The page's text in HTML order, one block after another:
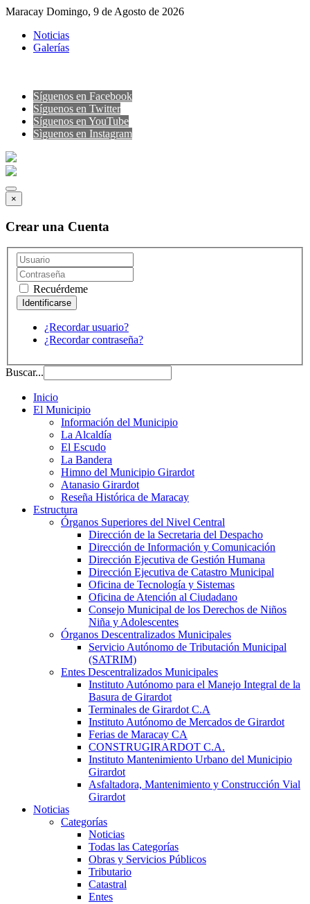
Maracay Domingo, 9 de Agosto de 2026
Noticias
Galerías
Síguenos en Facebook
Síguenos en Twitter
Síguenos en YouTube
Sìguenos en Instagram
×
Crear una Cuenta
Recuérdeme
¿Recordar usuario?
¿Recordar contraseña?
Buscar...
Inicio
El Municipio
Información del Municipio
La Alcaldía
El Escudo
La Bandera
Himno del Municipio Girardot
Atanasio Girardot
Reseña Histórica de Maracay
Estructura
Órganos Superiores del Nivel Central
Dirección de la Secretaria del Despacho
Dirección de Información y Comunicación
Dirección Ejecutiva de Gestión Humana
Dirección Ejecutiva de Catastro Municipal
Oficina de Tecnología y Sistemas
Oficina de Atención al Ciudadano
Consejo Municipal de los Derechos de Niños
Niña y Adolescentes
Órganos Descentralizados Municipales
Servicio Autónomo de Tributación Municipal
(SATRIM)
Entes Descentralizados Municipales
Instituto Autónomo para el Manejo Integral de la
Basura de Girardot
Terminales de Girardot C.A
Instituto Autónomo de Mercados de Girardot
Ferias de Maracay CA
CONSTRUGIRARDOT C.A.
Instituto Mantenimiento Urbano del Municipio
Girardot
Asfaltadora, Mantenimiento y Construcción Vial
Girardot
Noticias
Categorías
Noticias
Todas las Categorías
Obras y Servicios Públicos
Tributario
Catastral
Entes